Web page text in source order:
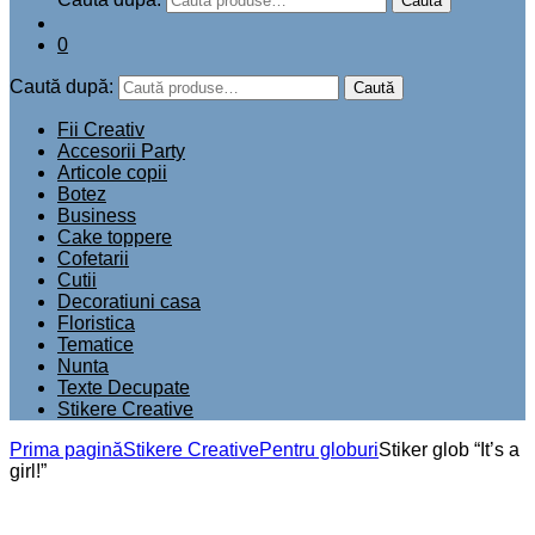
0
Caută după: Caută
Fii Creativ
Accesorii Party
Articole copii
Botez
Business
Cake toppere
Cofetarii
Cutii
Decoratiuni casa
Floristica
Tematice
Nunta
Texte Decupate
Stikere Creative
Prima paginăStikere CreativePentru globuriStiker glob “It’s a
girl!”